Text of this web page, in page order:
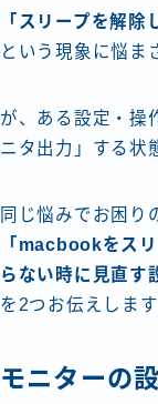
「スリープを解除
という現象に悩ま
が、ある設定・操
ニタ出力」する状
同じ悩みでお困り
「macbookをス
らない時に見直す
を2つお伝えします
モニターの